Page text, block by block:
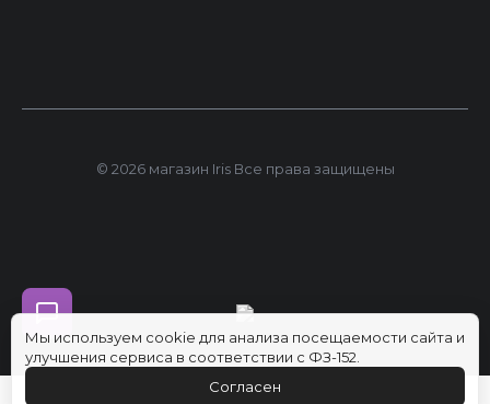
© 2026 магазин Iris Все права защищены
Мы используем cookie для анализа посещаемости сайта и
улучшения сервиса в соответствии с ФЗ-152.
Согласен